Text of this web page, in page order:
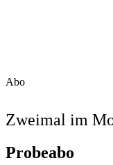
Abo
Zweimal im
Probeabo